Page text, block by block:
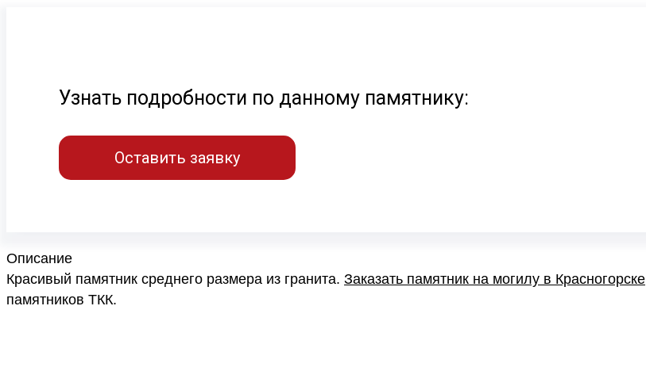
Узнать подробности по данному памятнику:
Оставить заявку
Описание
Красивый памятник среднего размера из гранита. Заказать памятник на могилу в Красногорске
памятников ТКК.